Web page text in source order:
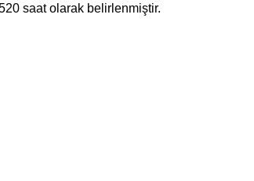
saat olarak belirlenmiştir.